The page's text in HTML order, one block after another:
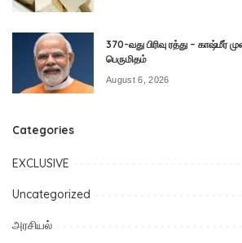
370-வது பிரிவு ரத்து – காஷ்மீர்
பெருமிதம்
August 6, 2026
Categories
EXCLUSIVE
Uncategorized
அரசியல்